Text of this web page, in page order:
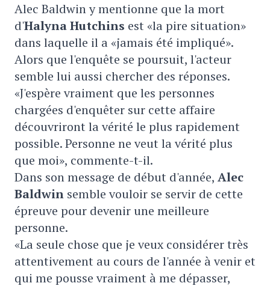
Alec Baldwin y mentionne que la mort
d'Halyna Hutchins est «la pire situation»
dans laquelle il a «jamais été impliqué».
Alors que l'enquête se poursuit, l'acteur
semble lui aussi chercher des réponses.
«J'espère vraiment que les personnes
chargées d'enquêter sur cette affaire
découvriront la vérité le plus rapidement
possible. Personne ne veut la vérité plus
que moi», commente-t-il.
Dans son message de début d'année, Alec
Baldwin semble vouloir se servir de cette
épreuve pour devenir une meilleure
personne.
«La seule chose que je veux considérer très
attentivement au cours de l'année à venir et
qui me pousse vraiment à me dépasser,